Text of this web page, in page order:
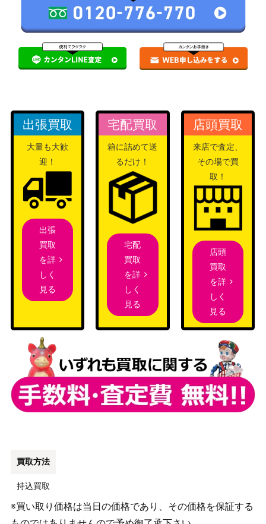
出張買取
大量も大歓
迎！
出張
買取
を詳
しく
見る
宅配買取
箱に詰めて送
るだけ！
宅配
買取
を詳
しく
見る
店頭買取
来店で査定、
その場で買
取！
店頭
買取
を詳
しく
見る
買取方法
持込買取
※買い取り価格は当日の価格であり、その価格を保証する